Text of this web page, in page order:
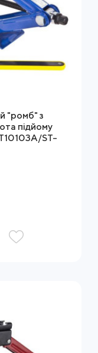
"ромб" з
підйому
ST-